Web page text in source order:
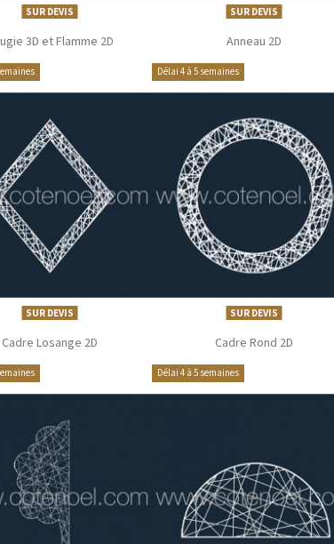
SUR DEVIS
3D et Flamme 2D
SUR DEVIS
Anneau 2D
SUR DEVIS
Cadre Losange 2D
Délai 4 à 5 semaines
SUR DEVIS
Cadre Rond 2D
Délai 4 à 5 semaines